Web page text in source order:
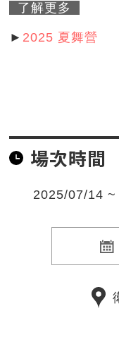
了解更多
► 2025 夏舞營
場次時間
2025/07/14